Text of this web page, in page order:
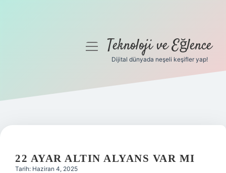
Gizlilik Politikası
Yasal Uyarı
menüyüTeknoloji ve Eğlence
Dijital dünyada neşeli keşifler yap!
22 AYAR ALTIN ALYANS VAR MI
Tarih: Haziran 4, 2025